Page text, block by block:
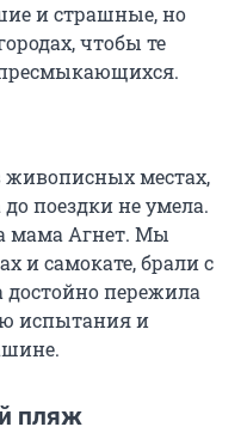
и страшные, но
чтобы те
местах,
поездки не умела.
мама Агнет. Мы
и самокате, брали с
достойно пережила
испытания и
пляж